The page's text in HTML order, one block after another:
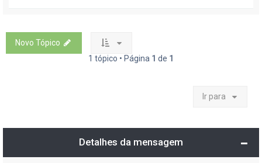
Novo Tópico
1 tópico • Página 1 de 1
Ir para
Detalhes da mensagem